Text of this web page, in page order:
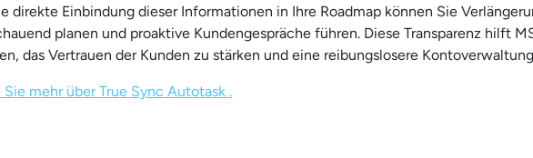
direkte Einbindung dieser Informationen in Ihre Roadmap können Sie
planen und proaktive Kundengespräche führen. Diese Transparenz hilft
das Vertrauen der Kunden zu stärken und eine reibungslosere
Sie mehr über True Sync Autotask .